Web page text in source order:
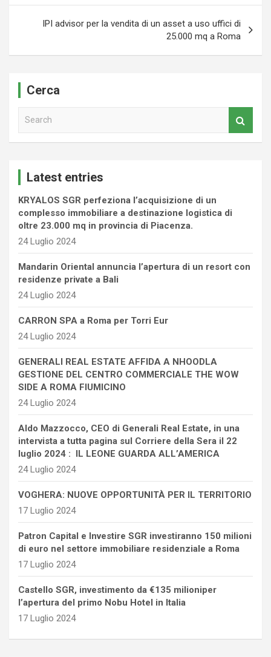
IPI advisor per la vendita di un asset a uso uffici di
25.000 mq a Roma
Cerca
Latest entries
KRYALOS SGR perfeziona l’acquisizione di un
complesso immobiliare a destinazione logistica di
oltre 23.000 mq in provincia di Piacenza.
24 Luglio 2024
Mandarin Oriental annuncia l’apertura di un resort con
residenze private a Bali
24 Luglio 2024
CARRON SPA a Roma per Torri Eur
24 Luglio 2024
GENERALI REAL ESTATE AFFIDA A NHOODLA
GESTIONE DEL CENTRO COMMERCIALE THE WOW
SIDE A ROMA FIUMICINO
24 Luglio 2024
Aldo Mazzocco, CEO di Generali Real Estate, in una
intervista a tutta pagina sul Corriere della Sera il 22
luglio 2024 : IL LEONE GUARDA ALL’AMERICA
24 Luglio 2024
VOGHERA: NUOVE OPPORTUNITÀ PER IL TERRITORIO
17 Luglio 2024
Patron Capital e Investire SGR investiranno 150 milioni
di euro nel settore immobiliare residenziale a Roma
17 Luglio 2024
Castello SGR, investimento da €135 milioniper
l’apertura del primo Nobu Hotel in Italia
17 Luglio 2024